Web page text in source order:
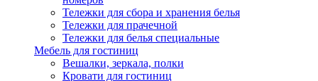
Тележки для сбора и хранения белья
Тележки для прачечной
Тележки для белья специальные
Мебель для гостиниц
Вешалки, зеркала, полки
Кровати для гостиниц